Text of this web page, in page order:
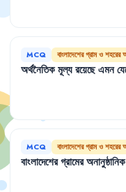
MCQ বাংলাদেশের গ্রাম ও শহরের
অর্থনৈতিকমূল্যরয়েছেএমন
MCQ বাংলাদেশের গ্রাম ও শহরের
বাংলাদেশেরগ্রামেরঅনানুষ্ঠানিক